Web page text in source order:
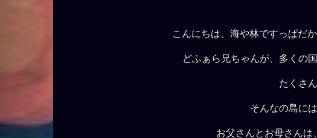
こんにちは、海や林ですっぱだ
どふぁら兄ちゃんが、多くの
たくさ
そんなの島に
お父さんとお母さんは